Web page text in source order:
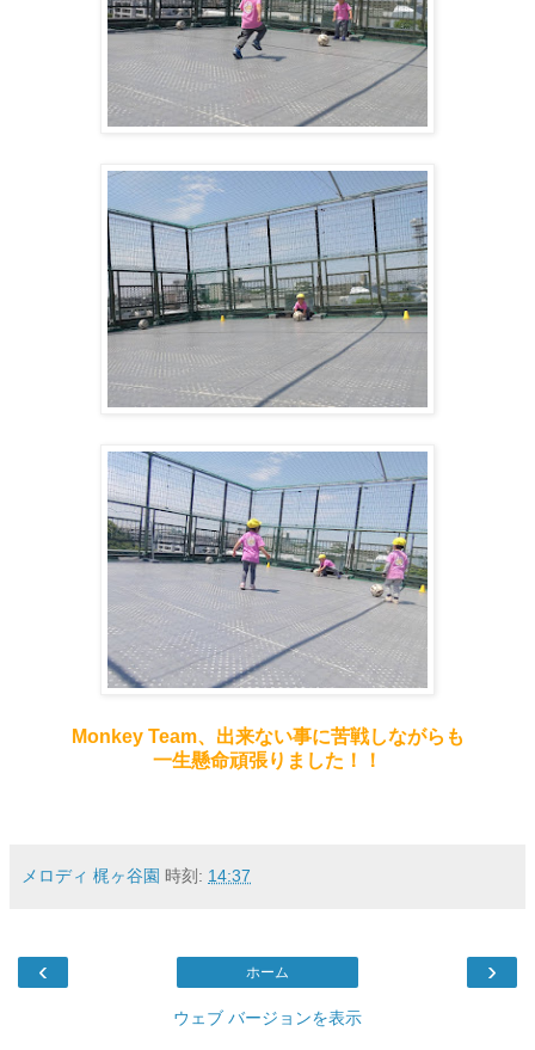
Monkey Team、出来ない事に苦戦しながらも
一生懸命頑張りました！！
メロディ 梶ヶ谷園 時刻: 14:37
‹ ›
ホーム
ウェブ バージョンを表示